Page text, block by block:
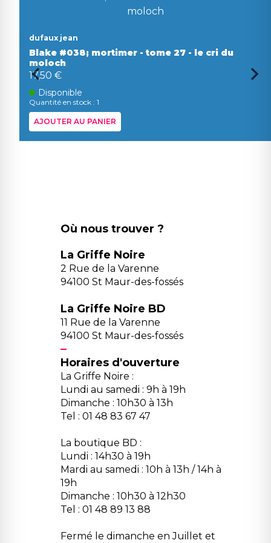
dufaux jean
Blake #038; mortimer - tome 27 - le cri du
moloch
17,50 €
Disponible
Quantité en stock : 1
AJOUTER AU PANIER
Où nous trouver ?
La Griffe Noire
2 Rue de la Varenne
94100 St Maur-des-fossés
La Griffe Noire BD
11 Rue de la Varenne
94100 St Maur-des-fossés
Horaires d'ouverture
La Griffe Noire :
Lundi au samedi : 9h à 19h
Dimanche : 10h30 à 13h
Tel : 01 48 83 67 47
La boutique BD :
Lundi : 14h30 à 19h
Mardi au samedi : 10h à 13h / 14h à
19h
Dimanche : 10h30 à 12h30
Tel : 01 48 89 13 88
Fermé le dimanche en Juillet et